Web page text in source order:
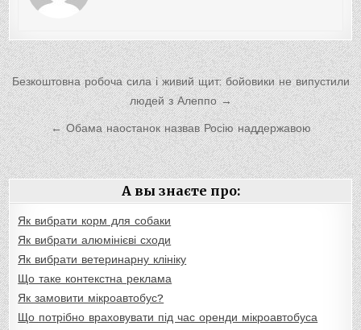
Навигация
по
записям
Безкоштовна робоча сила і живий щит: бойовики не випустили
людей з Алеппо →
← Обама наостанок назвав Росію наддержавою
А вы знаєте про:
Як вибрати корм для собаки
Як вибрати алюмінієві сходи
Як вибрати ветеринарну клініку
Що таке контекстна реклама
Як замовити мікроавтобус?
Що потрібно враховувати під час оренди мікроавтобуса